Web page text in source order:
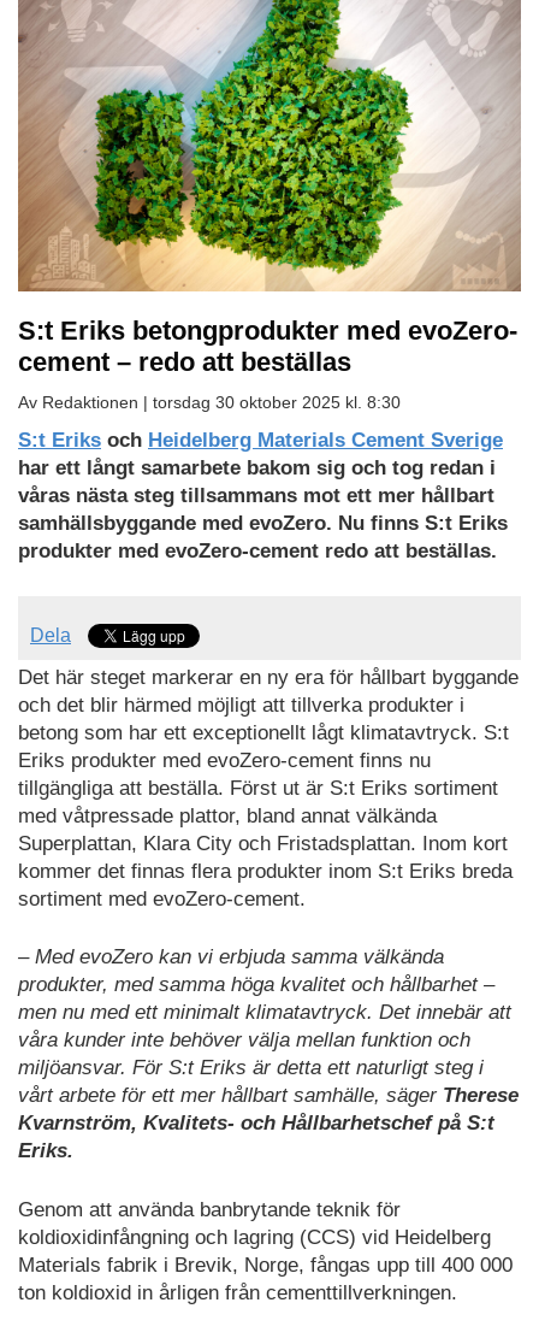
S:t Eriks betongprodukter med evoZero-
cement – redo att beställas
Av Redaktionen | torsdag 30 oktober 2025 kl. 8:30
S:t Eriks och Heidelberg Materials Cement Sverige
har ett långt samarbete bakom sig och tog redan i
våras nästa steg tillsammans mot ett mer hållbart
samhällsbyggande med evoZero. Nu finns S:t Eriks
produkter med evoZero-cement redo att beställas.
Dela
Det här steget markerar en ny era för hållbart byggande
och det blir härmed möjligt att tillverka produkter i
betong som har ett exceptionellt lågt klimatavtryck. S:t
Eriks produkter med evoZero-cement finns nu
tillgängliga att beställa. Först ut är S:t Eriks sortiment
med våtpressade plattor, bland annat välkända
Superplattan, Klara City och Fristadsplattan. Inom kort
kommer det finnas flera produkter inom S:t Eriks breda
sortiment med evoZero-cement.
– Med evoZero kan vi erbjuda samma välkända
produkter, med samma höga kvalitet och hållbarhet –
men nu med ett minimalt klimatavtryck. Det innebär att
våra kunder inte behöver välja mellan funktion och
miljöansvar. För S:t Eriks är detta ett naturligt steg i
vårt arbete för ett mer hållbart samhälle, säger Therese
Kvarnström, Kvalitets- och Hållbarhetschef på S:t
Eriks.
Genom att använda banbrytande teknik för
koldioxidinfångning och lagring (CCS) vid Heidelberg
Materials fabrik i Brevik, Norge, fångas upp till 400 000
ton koldioxid in årligen från cementtillverkningen.